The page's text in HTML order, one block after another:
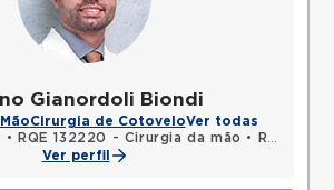
Gianordoli Biondi
Cirurgia de CotoveloVer todas
• RQE 132220 - Cirurgia da mão •
RQE 142332 - Ortopedia e traumatologia
Ver perfil